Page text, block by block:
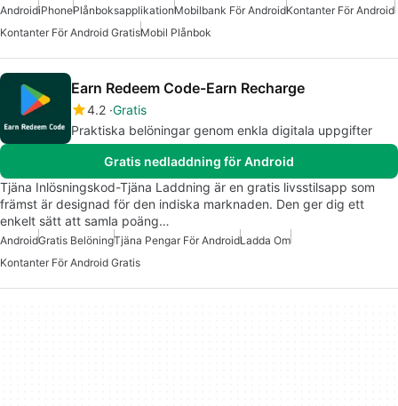
AndroidiPhonePlånboksapplikationMobilbank För AndroidKontanter För Android
Kontanter För Android GratisMobil Plånbok
Earn Redeem Code-Earn Recharge
4.2 Gratis
Praktiska belöningar genom enkla digitala uppgifter
Gratis nedladdning för Android
Tjäna Inlösningskod-Tjäna Laddning är en gratis livsstilsapp som
främst är designad för den indiska marknaden. Den ger dig ett
enkelt sätt att samla poäng…
AndroidGratis BelöningTjäna Pengar För AndroidLadda Om
Kontanter För Android Gratis